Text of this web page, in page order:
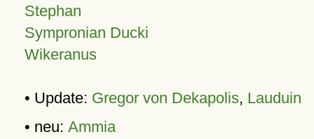
Stephan
Sympronian Ducki
Wikeranus
• Update: Gregor von Dekapolis, Lauduin
• neu: Ammia